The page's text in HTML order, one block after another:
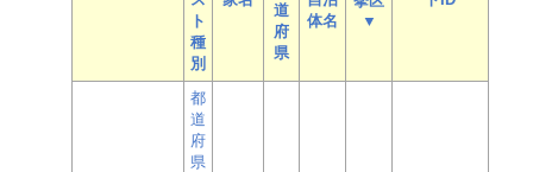
ト
種
別
道
府
県
体名
▼
都
道
府
県